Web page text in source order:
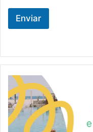
Enviar